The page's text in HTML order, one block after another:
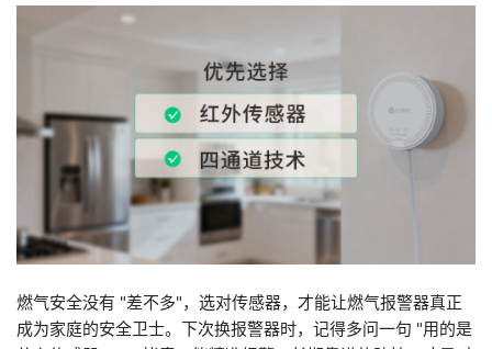
燃气安全没有 "差不多"，选对传感器，才能让燃气报警器真正
成为家庭的安全卫士。下次换报警器时，记得多问一句 "用的是